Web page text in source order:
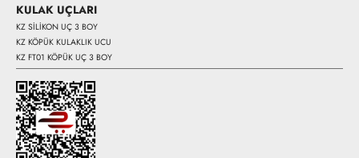
KULAK UÇLARI
KZ SİLİKON UÇ 3 BOY
KZ KÖPÜK KULAKLIK UCU
KZ FT01 KÖPÜK UÇ 3 BOY